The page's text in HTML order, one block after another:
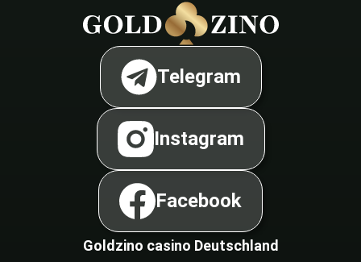
Telegram
Instagram
Facebook
Goldzino casino Deutschland